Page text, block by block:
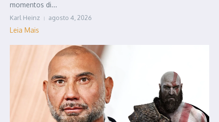
momentos di...
Karl Heinz agosto 4, 2026
Leia Mais